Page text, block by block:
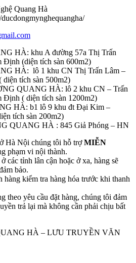
Quang Hà
HÀ: khu A đường 57a Thị Trấn
Định (diện tích sàn 600m2)
HÀ: lô 1 khu CN Thị Trấn Lâm –
tích sàn 500m2)
QUANG HÀ: lô 2 khu CN – Trấn
Định ( diện tích sàn 1200m2)
HÀ: b1 lô 9 khu đt Đại Kim –
tích sàn 200m2)
QUANG HÀ : 845 Giả Phóng – HN
Hà Nội chúng tôi hỗ trợMIỄN
phạm vi nội thành.
các tỉnh lân cận hoặc ở xa, hàng sẽ
bảo.
hàng kiểm tra hàng hóa trước khi thanh
theo yêu cầu đặt hàng, chúng tôi đảm
trả lại mà không cần phải chịu bất
HÀ – LƯU TRUYỀN VĂN